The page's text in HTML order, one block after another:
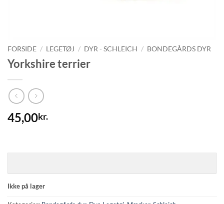
FORSIDE / LEGETØJ / DYR - SCHLEICH / BONDEGÅRDS DYR
Yorkshire terrier
45,00kr.
Ikke på lager